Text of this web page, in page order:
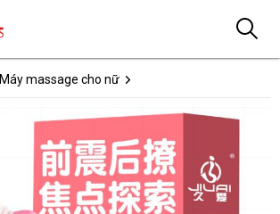
Máy massage cho nữ